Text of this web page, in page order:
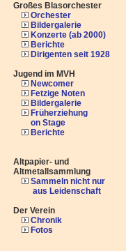
Großes Blasorchester
Orchester
Bildergalerie
Konzerte (ab 2000)
Berichte
Dirigenten seit 1928
Jugend im MVH
Newcomer
Fetzige Noten
Bildergalerie
Früherziehung
on Stage
Berichte
Altpapier- und
Altmetallsammlung
Sammeln nicht nur
aus Leidenschaft
Der Verein
Chronik
Fotos